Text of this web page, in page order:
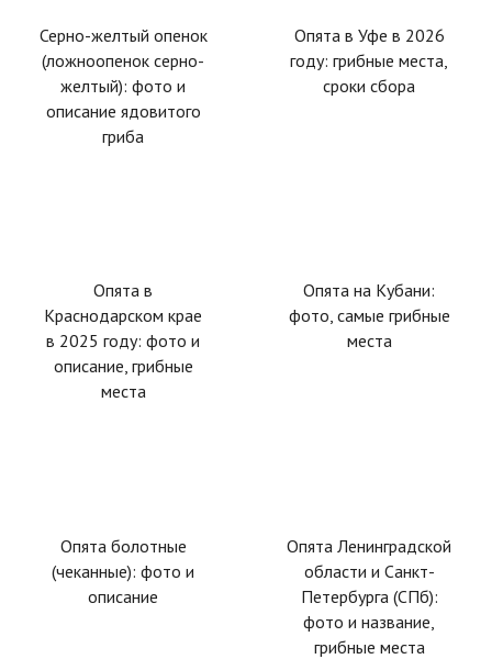
Серно-желтый опенок
(ложноопенок серно-
желтый): фото и
описание ядовитого
гриба
Опята в Уфе в 2026
году: грибные места,
сроки сбора
Опята в
Краснодарском крае
в 2025 году: фото и
описание, грибные
места
Опята на Кубани:
фото, самые грибные
места
Опята болотные
(чеканные): фото и
описание
Опята Ленинградской
области и Санкт-
Петербурга (СПб):
фото и название,
грибные места